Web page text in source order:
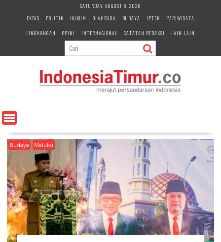
e
n
SATURDAY, AUGUST 8, 2026
EKBIS
POLITIK HUKUM OLAHRAGA BUDAYA IPTEK
PARIWISATA
LINGKUNGAN
OPINI INTERNASIONAL CATATAN REDAKSI LAIN-LAIN
Budaya Maluku